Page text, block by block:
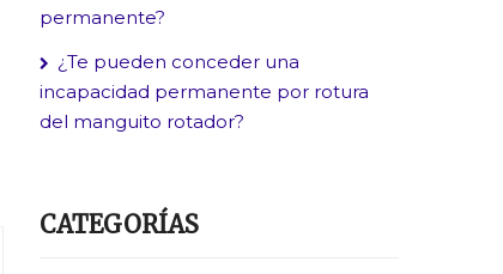
permanente?
¿Te pueden conceder una
incapacidad permanente por rotura
del manguito rotador?
CATEGORÍAS